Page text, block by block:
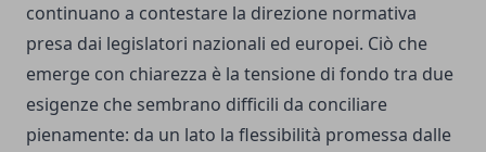
continuano a contestare la direzione normativa
presa dai legislatori nazionali ed europei. Ciò che
emerge con chiarezza è la tensione di fondo tra due
esigenze che sembrano difficili da conciliare
pienamente: da un lato la flessibilità promessa dalle